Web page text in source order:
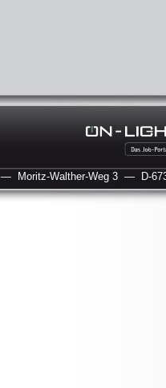
— Moritz-Walther-Weg 3 — D-